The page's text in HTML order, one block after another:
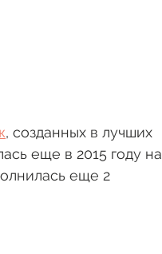
, созданных в лучших
еще в 2015 году на
еще 2